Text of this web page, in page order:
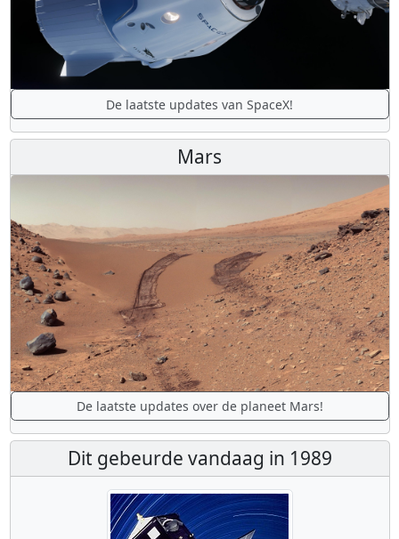
De laatste updates van SpaceX!
Mars
De laatste updates over de planeet Mars!
Dit gebeurde vandaag in 1989